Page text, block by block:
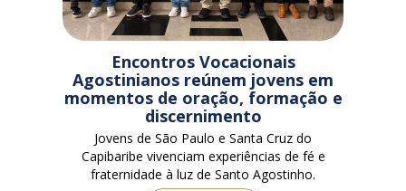
Encontros Vocacionais
Agostinianos reúnem jovens em
momentos de oração, formação e
discernimento
Jovens de São Paulo e Santa Cruz do
Capibaribe vivenciam experiências de fé e
fraternidade à luz de Santo Agostinho.